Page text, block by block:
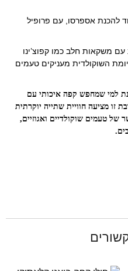
להכנת אספרסו, עם פרופיל
משקאות חלב כמו קפוצ’ינו
השוקולדית מעניקים טעמים
למי שמחפש קפה איכותי עם
זו מציעה חוויית שתייה יוקרתית
של טעמים שוקולדיים ואגוזיים,